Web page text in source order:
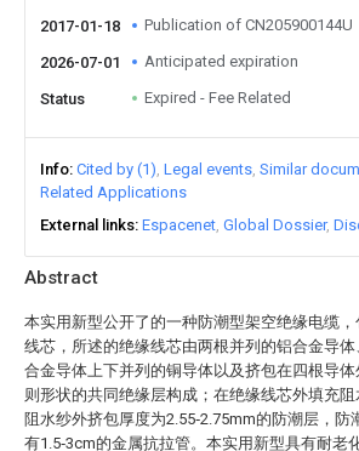
Abstract
本实用新型公开了的一种防潮型架空绝缘电缆
线芯，所述的绝缘线芯由两根并列的铝合金导体
合金导体上下并列的铜导体以及挤包在四根导
则形状的共同绝缘层构成；在绝缘线芯外填充
阻水纱外挤包厚度为2.55‑2.75mm的防潮层，防
有1.5‑3cm的金属抗拉管。本实用新型具有耐老
2017-01-18 Publication of CN205900144U
2026-07-01 Anticipated expiration
Status Expired - Fee Related
Info Cited by (1) Legal events Similar
Related Applications
External links Espacenet Global Dossier